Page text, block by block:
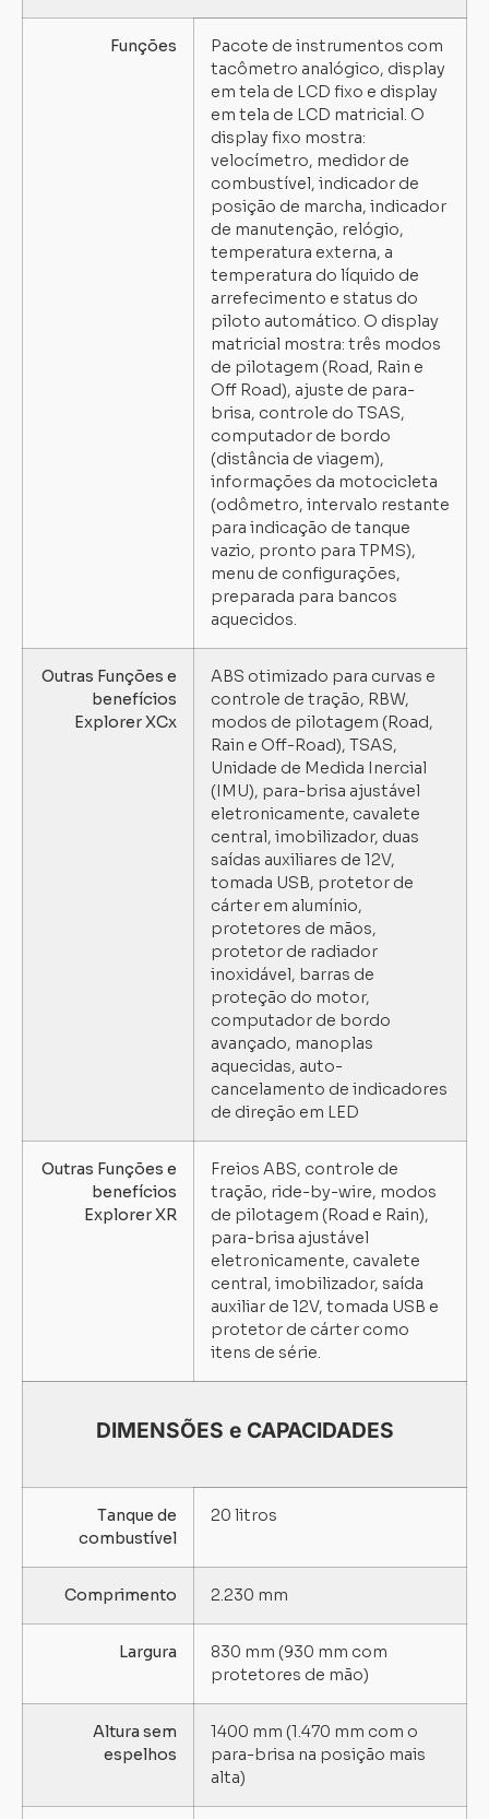
Funções
Pacote de instrumentos com
tacômetro analógico, display
em tela de LCD fixo e display
em tela de LCD matricial. O
display fixo mostra:
velocímetro, medidor de
combustível, indicador de
posição de marcha, indicador
de manutenção, relógio,
temperatura externa, a
temperatura do líquido de
arrefecimento e status do
piloto automático. O display
matricial mostra: três modos
de pilotagem (Road, Rain e
Off Road), ajuste de para-
brisa, controle do TSAS,
computador de bordo
(distância de viagem),
informações da motocicleta
(odômetro, intervalo restante
para indicação de tanque
vazio, pronto para TPMS),
menu de configurações,
preparada para bancos
aquecidos.
Outras Funções e
benefícios
Explorer XCx
ABS otimizado para curvas e
controle de tração, RBW,
modos de pilotagem (Road,
Rain e Off-Road), TSAS,
Unidade de Medida Inercial
(IMU), para-brisa ajustável
eletronicamente, cavalete
central, imobilizador, duas
saídas auxiliares de 12V,
tomada USB, protetor de
cárter em alumínio,
protetores de mãos,
protetor de radiador
inoxidável, barras de
proteção do motor,
computador de bordo
avançado, manoplas
aquecidas, auto-
cancelamento de indicadores
de direção em LED
Outras Funções e
benefícios
Explorer XR
Freios ABS, controle de
tração, ride-by-wire, modos
de pilotagem (Road e Rain),
para-brisa ajustável
eletronicamente, cavalete
central, imobilizador, saída
auxiliar de 12V, tomada USB e
protetor de cárter como
itens de série.
DIMENSÕES e CAPACIDADES
Tanque de
combustível
20 litros
Comprimento 2.230 mm
Largura
830 mm (930 mm com
protetores de mão)
Altura sem
espelhos
1400 mm (1.470 mm com o
para-brisa na posição mais
alta)